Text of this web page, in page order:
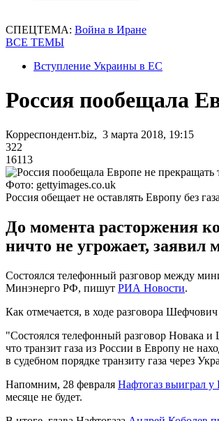
СПЕЦТЕМА: Война в Иране
ВСЕ ТЕМЫ
Вступление Украины в ЕС
Россия пообещала
Корреспондент.biz, 3 марта 2018, 19:15
322
16113
Фото: gettyimages.co.uk
Россия обещает не оставлять Европу без газа
До момента расторжения
ничто не угрожает, заявил
Состоялся телефонный разговор между
Минэнерго РФ, пишут РИА Новости.
Как отмечается, в ходе разговора
"Состоялся телефонный разговор Новака
что транзит газа из России в Европу не
в судебном порядке транзиту газа через
Напомним, 28 февраля Нафтогаз выиграл у
месяце не будет.